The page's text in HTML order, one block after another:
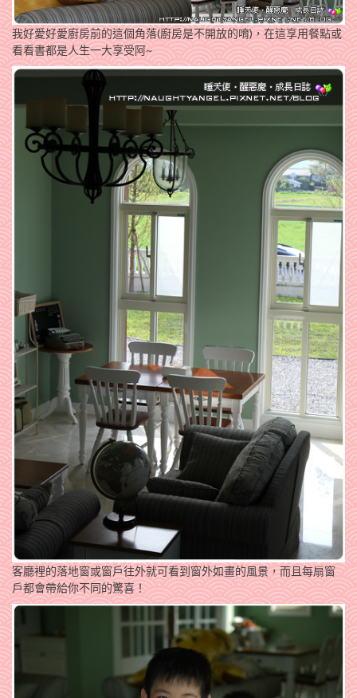
我好愛好愛廚房前的這個角落(廚房是不開放的唷)，在這享用餐點或
看看書都是人生一大享受阿~
客廳裡的落地窗或窗戶往外就可看到窗外如畫的風景，而且每扇窗
戶都會帶給你不同的驚喜！